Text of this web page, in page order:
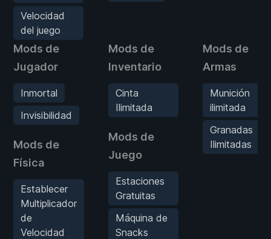
Velocidad
del juego
Mods de
Jugador
Inmortal
Invisibilidad
Mods de
Física
Establecer
Multiplicador
de
Velocidad
Mods de
Inventario
Cinta
Ilimitada
Mods de
Juego
Estaciones
Gratuitas
Máquina de
Snacks
Mods de
Armas
Munición
ilimitada
Granadas
Ilimitadas